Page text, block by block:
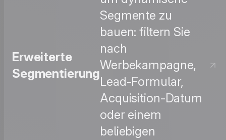
Erweiterte
Segmentierung
Segmente zu
bauen: filtern Sie
nach
Werbekampagne,
Lead-Formular,
Acquisition-Datum
oder einem
beliebigen